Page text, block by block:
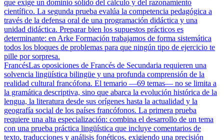
que exige un dominio sólido del cálculo y del razonamiento
científico. La segunda prueba evalúa la competencia pedagógica a
través de la defensa oral de una programación didáctica y una
unidad didáctica. Preparar bien los supuestos prácticos es
determinante: en Arke Formación trabajamos de forma sistemática
todos los bloques de problemas para que ningún tipo de ejercicio te
pille por sorpresa.
FrancésLas oposiciones de Francés de Secundaria requieren una
solvencia lingüística bilingüe y una profunda comprensión de la
realidad cultural francófona. El temario —69 temas— no se limita a
la gramática descriptiva, sino que abarca la evolución histórica de la
lengua, la literatura desde sus orígenes hasta la actualidad y la
geografía social de los países francófonos. La primera prueba
requiere una alta especialización: combina el desarrollo de un tema
con una prueba práctica lingüística que incluye comentarios de
texto, traducciones y análisis fonéticos, exigiendo una precisión